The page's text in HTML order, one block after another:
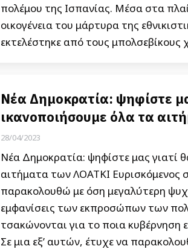
πολέμου της Ισπανίας. Μέσα στα
οικογένεια του μάρτυρα της
εκτελέστηκε από τους μπολσεβίκους
Νέα Δημοκρατία: ψηφίστε
ικανοποιήσουμε όλα τα
28/04/2023
Νέα Δημοκρατία: ψηφίστε μας γιατί
αιτήματα των ΛΟΑΤΚΙ Ευρισκόμενος
παρακολουθώ με όση μεγαλύτερη
εμφανίσεις των εκπροσώπων των
τσακώνονται για το ποια κυβέρνηση
Σε μια εξ’ αυτών, έτυχε να